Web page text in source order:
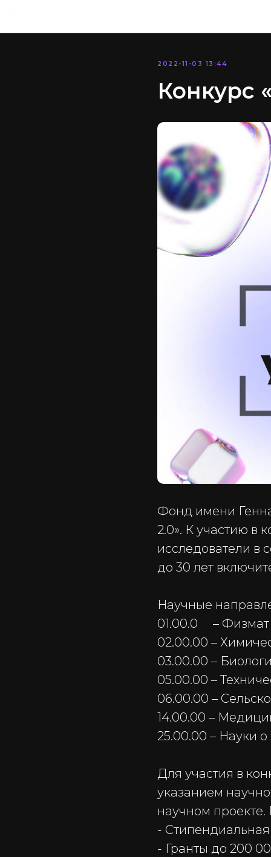
2022-11-03 13:44
Конкурс
Фонд имени
2.0». К участию в
исследователи в
до 30 лет
Научные
01.00.0 – Физмат
02.00.00 –
03.00.00 –
05.00.00 –
06.00.00 –
14.00.00 –
25.00.00 – Науки о
Для участия в
указанием
научном
-
- Гранты до 200